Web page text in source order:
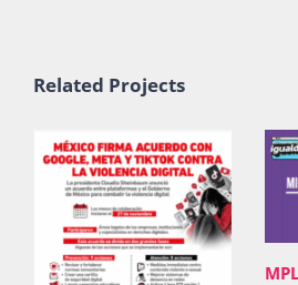
Related Projects
MPLI: Mirada femenina